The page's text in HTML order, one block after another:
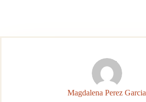
Magdalena Perez Garcia